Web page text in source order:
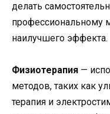
делать
профессиональному
наилучшего эффекта.
Физиотерапия —
методов, таких как
терапия и